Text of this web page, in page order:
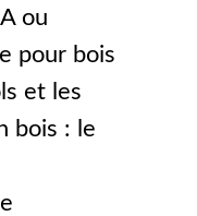
ou
pour bois
et les
bois : le